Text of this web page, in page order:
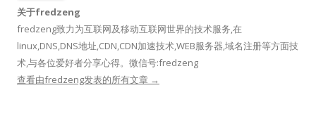
关于fredzeng
fredzeng致力为互联网及移动互联网世界的技术服务,在
linux,DNS,DNS地址,CDN,CDN加速技术,WEB服务器,域名注册等方面技
术,与各位爱好者分享心得。微信号:fredzeng
查看由fredzeng发表的所有文章 →